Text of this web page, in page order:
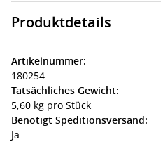
Produktdetails
Artikelnummer:
180254
Tatsächliches Gewicht:
5,60 kg pro Stück
Benötigt Speditionsversand:
Ja